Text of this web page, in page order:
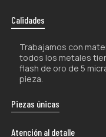
Calidades
Trabajamos con
todos los metales
flash de oro de 5
pieza.
Piezas únicas
La naturaleza
Atención al detalle